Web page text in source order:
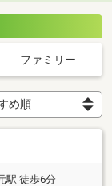
ファミリー
駅 徒歩6分